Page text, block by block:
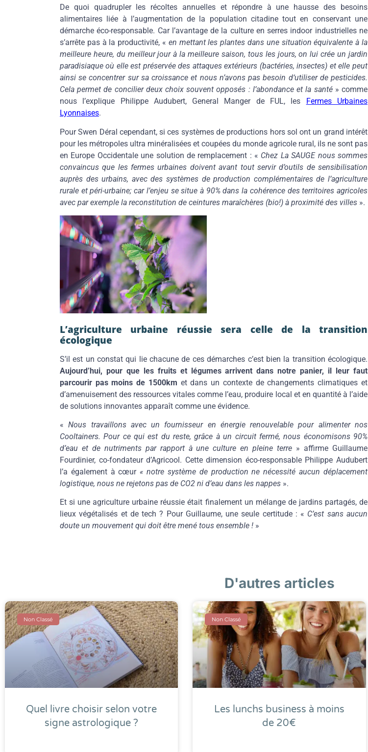
De quoi quadrupler les récoltes annuelles et répondre à une hausse des besoins
alimentaires liée à l’augmentation de la population citadine tout en conservant une
démarche éco-responsable. Car l’avantage de la culture en serres indoor industrielles ne
s’arrête pas à la productivité, « en mettant les plantes dans une situation équivalente à la
meilleure heure, du meilleur jour à la meilleure saison, tous les jours, on lui crée un jardin
paradisiaque où elle est préservée des attaques extérieurs (bactéries, insectes) et elle peut
ainsi se concentrer sur sa croissance et nous n’avons pas besoin d‘utiliser de pesticides.
Cela permet de concilier deux choix souvent opposés : l’abondance et la santé» comme
nous l’explique Philippe Audubert, General Manger de FUL, les
Fermes Urbaines
Lyonnaises.
Pour Swen Déral cependant, si ces systèmes de productions hors sol ont un grand intérêt
pour les métropoles ultra minéralisées et coupées du monde agricole rural, ils ne sont pas
en Europe Occidentale une solution de remplacement : « Chez La SAUGE nous sommes
convaincus que les fermes urbaines doivent avant tout servir d’outils de sensibilisation
auprès des urbains, avec des systèmes de production complémentaires de l’agriculture
rurale et péri-urbaine; car l’enjeu se situe à 90% dans la cohérence des territoires agricoles
avec par exemple la reconstitution de ceintures maraîchères (bio!) à proximité des villes ».
L’agriculture urbaine réussie sera celle de la transition
écologique
S’il est un constat qui lie chacune de ces démarches c’est bien la transition écologique.
Aujourd’hui, pour que les fruits et légumes arrivent dans notre panier, il leur faut
parcourir pas moins de 1500km et dans un contexte de changements climatiques et
d’amenuisement des ressources vitales comme l’eau, produire local et en quantité à l’aide
de solutions innovantes apparaît comme une évidence.
«Nous travaillons avec un fournisseur en énergie renouvelable pour alimenter nos
Cooltainers. Pour ce qui est du reste, grâce à un circuit fermé, nous économisons 90%
d’eau et de nutriments par rapport à une culture en pleine terre » affirme Guillaume
Fourdinier, co-fondateur d’Agricool. Cette dimension éco-responsable Philippe Audubert
l’a également à cœur« notre système de production ne nécessité aucun déplacement
logistique, nous ne rejetons pas de CO2 ni d’eau dans les nappes ».
Et si une agriculture urbaine réussie était finalement un mélange de jardins partagés, de
lieux végétalisés et de tech ? Pour Guillaume, une seule certitude : « C’est sans aucun
doute un mouvement qui doit être mené tous ensemble ! »
D'autres articles
Non Classé
Quel livre choisir selon votre
signe astrologique ?
Non Classé
Les lunchs business à moins
de 20€